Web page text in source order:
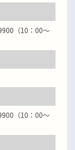
（10：00～
（10：00～